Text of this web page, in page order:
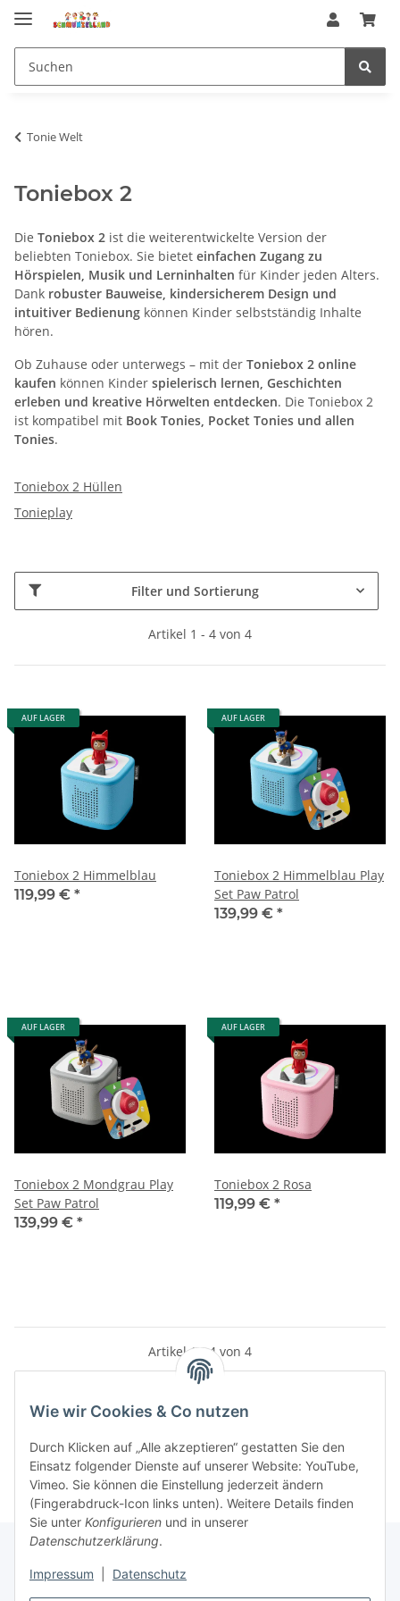
Wie wir Cookies & Co nutzen
Durch Klicken auf „Alle akzeptieren“ gestatten Sie den
Einsatz folgender Dienste auf unserer Website: YouTube,
Vimeo. Sie können die Einstellung jederzeit ändern
(Fingerabdruck-Icon links unten). Weitere Details finden
Sie unter Konfigurieren und in unserer
Datenschutzerklärung.
Impressum Datenschutz
Tonie Welt
Toniebox 2
Die Toniebox 2 ist die weiterentwickelte Version der
beliebten Toniebox. Sie bietet einfachen Zugang zu
Hörspielen, Musik und Lerninhalten für Kinder jeden Alters.
Dank robuster Bauweise, kindersicherem Design und
intuitiver Bedienung können Kinder selbstständig Inhalte
hören.
Ob Zuhause oder unterwegs – mit der Toniebox 2 online
kaufen können Kinder spielerisch lernen, Geschichten
erleben und kreative Hörwelten entdecken. Die Toniebox 2
ist kompatibel mit Book Tonies, Pocket Tonies und allen
Tonies.
Toniebox 2 Hüllen
Tonieplay
Filter und Sortierung
Artikel 1 - 4 von 4
AUF LAGER
Toniebox 2 Himmelblau
119,99 € *
AUF LAGER
Toniebox 2 Himmelblau Play
Set Paw Patrol
139,99 € *
AUF LAGER
Toniebox 2 Mondgrau Play
Set Paw Patrol
139,99 € *
AUF LAGER
Toniebox 2 Rosa
119,99 € *
Artikel 1 - 4 von 4
Kategorien